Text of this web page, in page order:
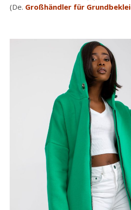
(De. Großhändler für